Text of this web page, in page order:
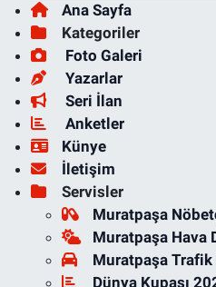
Ana Sayfa
Kategoriler
Foto Galeri
Yazarlar
Seri İlan
Anketler
Künye
İletişim
Servisler
Muratpaşa
Muratpaşa Hava
Muratpaşa Trafik
Dünya Kupası